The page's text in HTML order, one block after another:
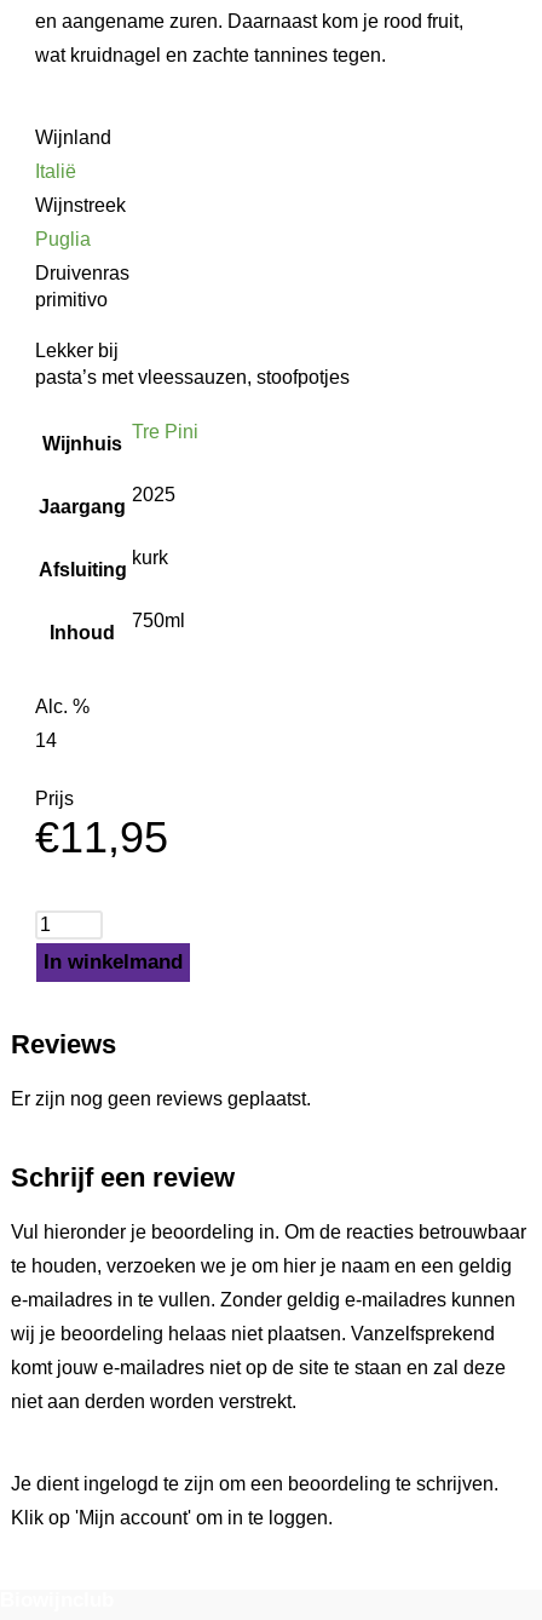
en aangename zuren. Daarnaast kom je rood fruit,
wat kruidnagel en zachte tannines tegen.
Wijnland
Italië
Wijnstreek
Puglia
Druivenras
primitivo
Lekker bij
pasta’s met vleessauzen, stoofpotjes
Wijnhuis
Tre Pini
Jaargang
2025
Afsluiting
kurk
Inhoud
750ml
Alc. %
14
Prijs
€11,95
In winkelmand
Reviews
Er zijn nog geen reviews geplaatst.
Schrijf een review
Vul hieronder je beoordeling in. Om de reacties betrouwbaar
te houden, verzoeken we je om hier je naam en een geldig
e-mailadres in te vullen. Zonder geldig e-mailadres kunnen
wij je beoordeling helaas niet plaatsen. Vanzelfsprekend
komt jouw e-mailadres niet op de site te staan en zal deze
niet aan derden worden verstrekt.
Je dient ingelogd te zijn om een beoordeling te schrijven.
Klik op 'Mijn account' om in te loggen.